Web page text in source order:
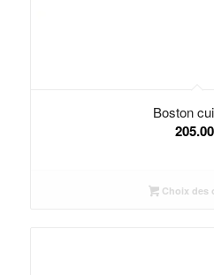
Boston
205.00
Choix des